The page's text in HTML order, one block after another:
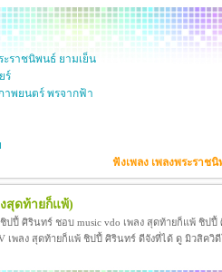
ะราชนิพนธ์ ยามเย็น
ร์
าพยนตร์ พรจากฟ้า
ฟังเพลง เพลงพระราช
สุดท้ายก็แพ้)
ปี้ ศิรินทร์ ชอบ music vdo เพลง สุดท้ายก็แพ้ ชิปปี้
เพลง สุดท้ายก็แพ้ ชิปปี้ ศิรินทร์ ดีจังที่ได้ ดู มิวสิควิ